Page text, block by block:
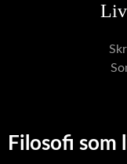
Filosofi som